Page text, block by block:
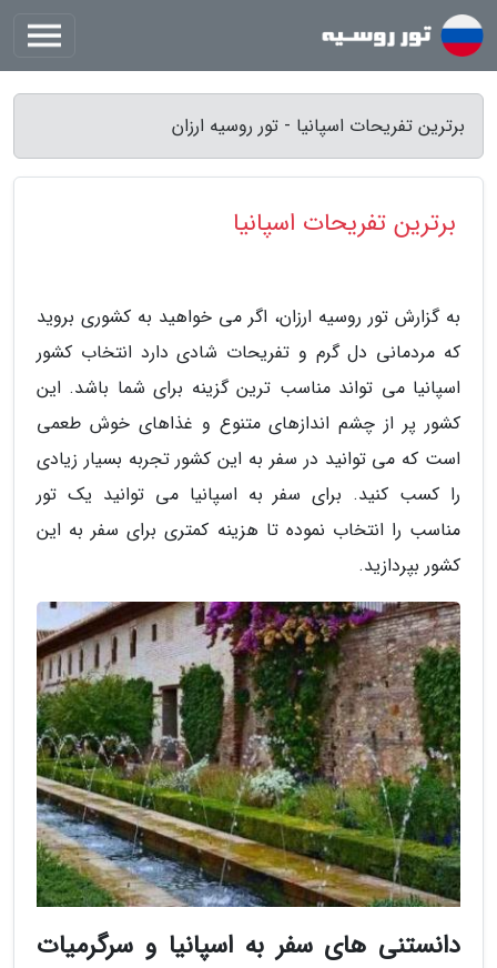
برترین تفریحات اسپانیا - تور روسیه ارزان
برترین تفریحات اسپانیا
به گزارش تور روسیه ارزان، اگر می خواهید به کشوری بروید
که مردمانی دل گرم و تفریحات شادی دارد انتخاب کشور
اسپانیا می تواند مناسب ترین گزینه برای شما باشد. این
کشور پر از چشم اندازهای متنوع و غذاهای خوش طعمی
است که می توانید در سفر به این کشور تجربه بسیار زیادی
را کسب کنید. برای سفر به اسپانیا می توانید یک تور
مناسب را انتخاب نموده تا هزینه کمتری برای سفر به این
کشور بپردازید.
دانستنی های سفر به اسپانیا و سرگرمیات